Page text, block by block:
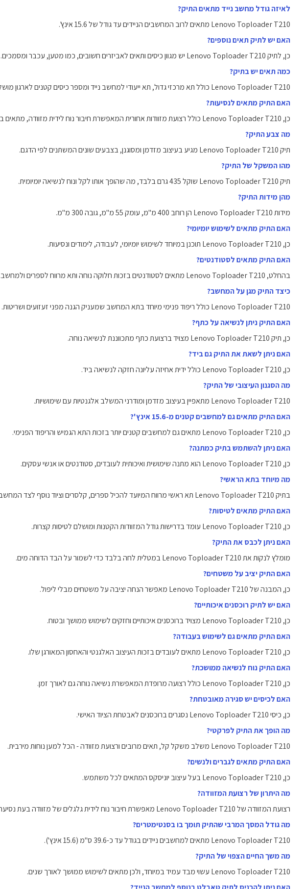
לאיזה גודל מחשב נייד מתאים התיק?
Lenovo Toploader T210 מתאים לרוב המחשבים הניידים עד גודל של 15.6 אינץ'.
האם יש לתיק תאים נוספים?
כן, לתיק Lenovo Toploader T210 יש מגוון כיסים ותאים לאביזרים חשובים, כמו מטען, עכבר ומסמכים.
כמה תאים יש בתיק?
Lenovo Toploader T210 כולל תא מרכזי גדול, תא ייעודי למחשב נייד ומספר כיסים קטנים לארגון מושלם.
האם התיק מתאים לנסיעות?
כן, Lenovo Toploader T210 כולל רצועת מזוודות אחורית המאפשרת חיבור נוח לידית מזוודה, מתאים במיוחד לנסיעות.
מה צבע התיק?
תיק Lenovo Toploader T210 מגיע בעיצוב מזדמן ומסוגנן, בצבעים שונים המשתנים לפי הדגם.
מהו המשקל של התיק?
תיק Lenovo Toploader T210 שוקל 435 גרם בלבד, מה שהופך אותו לקל ונוח לנשיאה יומיומית.
מהן מידות התיק?
מידות Lenovo Toploader T210 הן רוחב 400 מ"מ, עומק 55 מ"מ, גובה 300 מ"מ.
האם התיק מתאים לשימוש יומיומי?
כן, Lenovo Toploader T210 תוכנן במיוחד לשימוש יומיומי, לעבודה, לימודים ונסיעות.
האם התיק מתאים לסטודנטים?
בהחלט, Lenovo Toploader T210 מתאים לסטודנטים בזכות חלוקה נוחה ותא מרווח לספרים ולמחשב.
כיצד התיק מגן על המחשב?
Lenovo Toploader T210 כולל ריפוד פנימי מיוחד בתא המחשב שמעניק הגנה מפני זעזועים ושריטות.
האם התיק ניתן לנשיאה על כתף?
כן, תיק Lenovo Toploader T210 מצויד ברצועת כתף מתכווננת לנשיאה נוחה.
האם ניתן לשאת את התיק גם ביד?
כן, Lenovo Toploader T210 כולל ידית אחיזה עליונה חזקה לנשיאה ביד.
מה הסגנון העיצובי של התיק?
Lenovo Toploader T210 מתאפיין בעיצוב מזדמן ומודרני המשלב אלגנטיות עם שימושיות.
האם התיק מתאים גם למחשבים קטנים מ-15.6 אינץ'?
כן, Lenovo Toploader T210 מתאים גם למחשבים קטנים יותר בזכות התא הגמיש והריפוד הפנימי.
האם ניתן להשתמש בתיק כמתנה?
כן, Lenovo Toploader T210 הוא מתנה שימושית ואיכותית לעובדים, סטודנטים או אנשי עסקים.
מה מיוחד בתא הראשי?
בתיק Lenovo Toploader T210 תא ראשי מרווח המיועד להכיל ספרים, קלסרים וציוד נוסף לצד המחשב.
האם התיק מתאים לטיסות?
כן, Lenovo Toploader T210 עומד בדרישות גודל המזוודות הקטנות ומושלם לטיסות קצרות.
האם ניתן לכבס את התיק?
מומלץ לנקות את Lenovo Toploader T210 במטלית לחה בלבד כדי לשמור על הבד הדוחה מים.
האם התיק יציב על משטחים?
כן, המבנה של Lenovo Toploader T210 מאפשר הנחה יציבה על משטחים מבלי ליפול.
האם יש לתיק רוכסנים איכותיים?
כן, Lenovo Toploader T210 מצויד ברוכסנים איכותיים וחזקים לשימוש ממושך ובטוח.
האם התיק מתאים גם לשימוש בעבודה?
כן, Lenovo Toploader T210 מתאים לעובדים בזכות העיצוב האלגנטי והאחסון המאורגן שלו.
האם התיק נוח לנשיאה ממושכת?
כן, Lenovo Toploader T210 כולל רצועה מרופדת המאפשרת נשיאה נוחה גם לאורך זמן.
האם לכיסים יש סגירה מאובטחת?
כן, כיסי Lenovo Toploader T210 נסגרים ברוכסנים לאבטחת הציוד האישי.
מה הופך את התיק לפרקטי?
Lenovo Toploader T210 משלב משקל קל, תאים מרובים ורצועת מזוודה - הכל למען נוחות מירבית.
האם התיק מתאים לגברים ולנשים?
כן, Lenovo Toploader T210 בעל עיצוב יוניסקס המתאים לכל משתמש.
מה היתרון של רצועת המזוודה?
רצועת המזוודה של Lenovo Toploader T210 מאפשרת חיבור נוח לידית גלגלים של מזוודה בעת נסיעה.
מה גודל המסך המרבי שהתיק תומך בו בסנטימטרים?
Lenovo Toploader T210 מתאים למחשבים ניידים בגודל עד כ-39.6 ס"מ (15.6 אינץ').
מה משך החיים הצפוי של התיק?
Lenovo Toploader T210 עשוי מבד עמיד במיוחד, ולכן מתאים לשימוש ממושך לאורך שנים.